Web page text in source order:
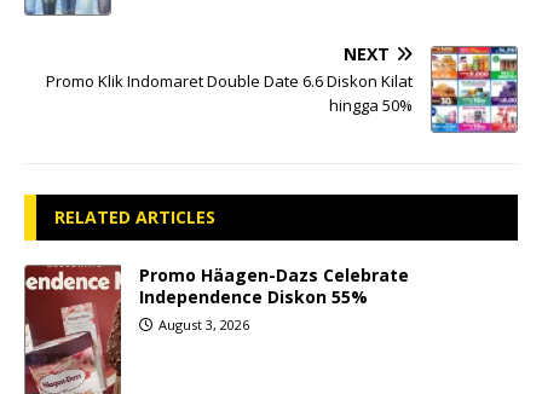
NEXT
Promo Klik Indomaret Double Date 6.6 Diskon Kilat
hingga 50%
RELATED ARTICLES
Promo Häagen-Dazs Celebrate
Independence Diskon 55%
August 3, 2026